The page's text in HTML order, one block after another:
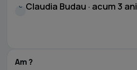
C Claudia Budau · acum 3 ani
Am ?